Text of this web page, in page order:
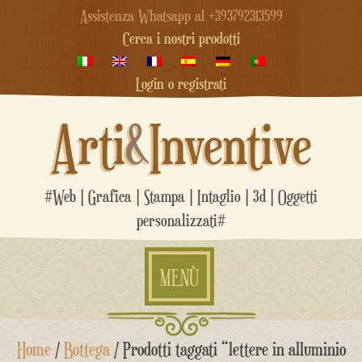
Assistenza Whatsapp al +393792313599
Cerca i nostri prodotti
Login o registrati
Arti&Inventive
#Web | Grafica | Stampa | Intaglio | 3d | Oggetti
personalizzati#
MENÙ
Salta
Home/Bottega/ Prodotti taggati “lettere in alluminio